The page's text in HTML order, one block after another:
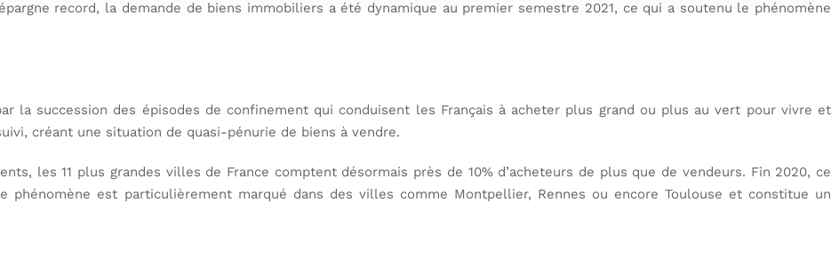
record, la demande de biens immobiliers a été dynamique au premier semestre 2021, ce qui a soutenu le phénomène
la succession des épisodes de confinement qui conduisent les Français à acheter plus grand ou plus au vert pour vivre et
créant une situation de quasi-pénurie de biens à vendre.
les 11 plus grandes villes de France comptent désormais près de 10% d’acheteurs de plus que de vendeurs. Fin 2020, ce
phénomène est particulièrement marqué dans des villes comme Montpellier, Rennes ou encore Toulouse et constitue un